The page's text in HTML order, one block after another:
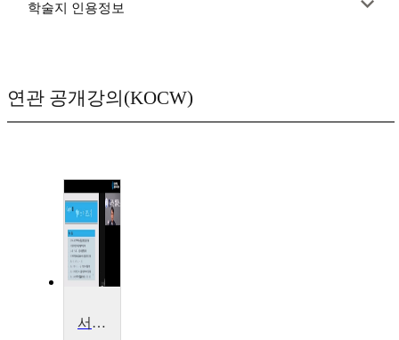
학술지 인용정보
연관 공개강의(KOCW)
서비스경영